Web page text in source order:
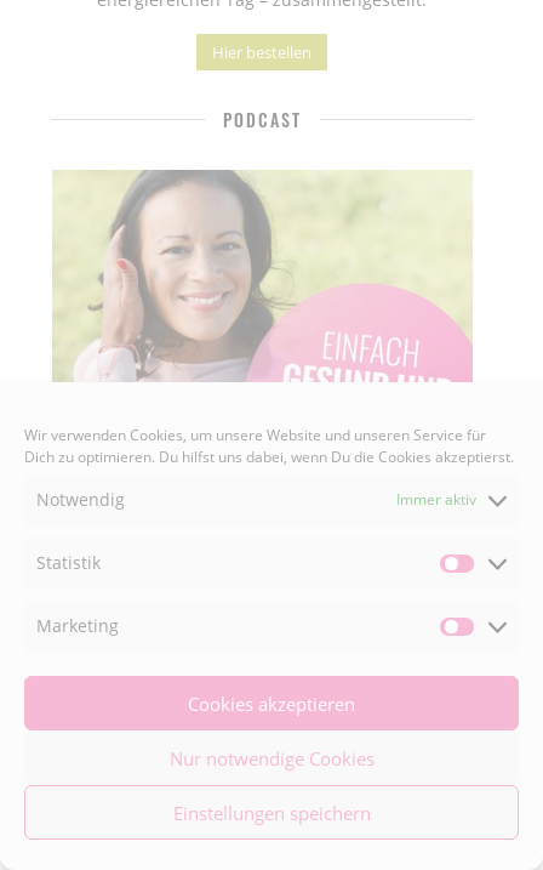
Wir verwenden Cookies, um unsere Website und unseren Service für
Dich zu optimieren. Du hilfst uns dabei, wenn Du die Cookies akzeptierst.
Notwendig Immer aktiv
Statistik
Marketing
Cookies akzeptieren
Nur notwendige Cookies
Einstellungen speichern
Hier bestellen
PODCAST
Das erwartet dich im Podcast
Jetzt
ersten Episoden.
Jetzt anhören
VIDEO RETREAT MALLORCA